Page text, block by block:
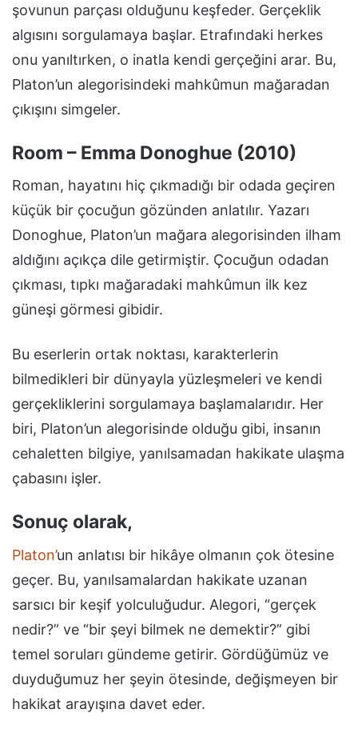
şovunun parçası olduğunu keşfeder. Gerçeklik
algısını sorgulamaya başlar. Etrafındaki herkes
onu yanıltırken, o inatla kendi gerçeğini arar. Bu,
Platon’un alegorisindeki mahkûmun mağaradan
çıkışını simgeler.
Room – Emma Donoghue (2010)
Roman, hayatını hiç çıkmadığı bir odada geçiren
küçük bir çocuğun gözünden anlatılır. Yazarı
Donoghue, Platon’un mağara alegorisinden ilham
aldığını açıkça dile getirmiştir. Çocuğun odadan
çıkması, tıpkı mağaradaki mahkûmun ilk kez
güneşi görmesi gibidir.
Bu eserlerin ortak noktası, karakterlerin
bilmedikleri bir dünyayla yüzleşmeleri ve kendi
gerçekliklerini sorgulamaya başlamalarıdır. Her
biri, Platon’un alegorisinde olduğu gibi, insanın
cehaletten bilgiye, yanılsamadan hakikate ulaşma
çabasını işler.
Sonuç olarak,
Platon’un anlatısı bir hikâye olmanın çok ötesine
geçer. Bu, yanılsamalardan hakikate uzanan
sarsıcı bir keşif yolculuğudur. Alegori, “gerçek
nedir?” ve “bir şeyi bilmek ne demektir?” gibi
temel soruları gündeme getirir. Gördüğümüz ve
duyduğumuz her şeyin ötesinde, değişmeyen bir
hakikat arayışına davet eder.